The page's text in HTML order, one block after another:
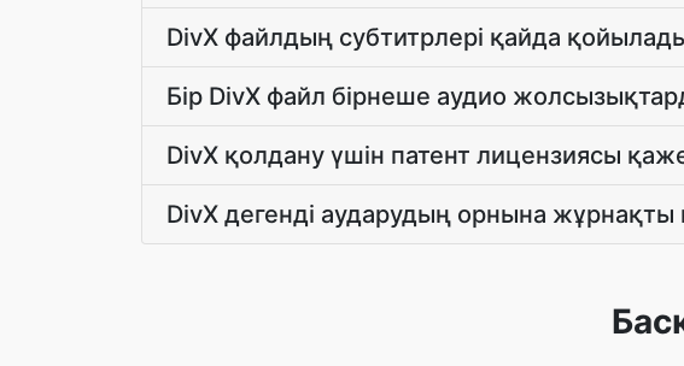
DivX файлдың субтитрлері қайда
Бір DivX файл бірнеше аудио
DivX қолдану үшін патент лицензиясы
DivX дегенді аударудың орнына жұрнақты